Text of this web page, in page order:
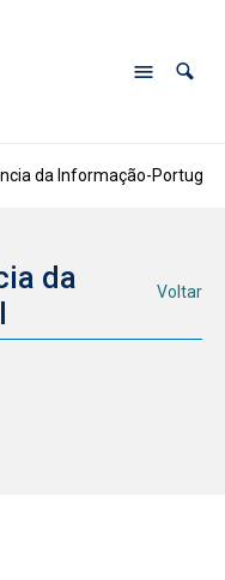
da Informação-Portugal
da
Voltar